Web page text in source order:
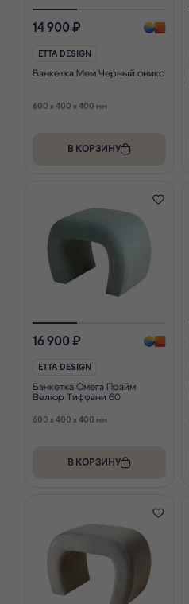
14 900 ₽
ETTA DESIGN
Банкетка Мем Черный оникс
600 x 400 x 400 мм
В КОРЗИНУ
16 900 ₽
ETTA DESIGN
Банкетка Омега Прайм
Велюр Тиффани 60
600 x 400 x 400 мм
В КОРЗИНУ